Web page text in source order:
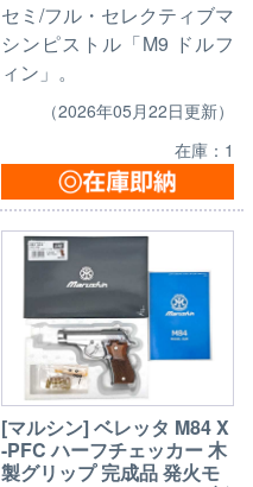
セミ/フル・セレクティブマ
シンピストル「M9 ドルフ
ィン」。
（2026年05月22日更新）
在庫：1
[マルシン] ベレッタ M84 X
-PFC ハーフチェッカー 木
製グリップ 完成品 発火モ